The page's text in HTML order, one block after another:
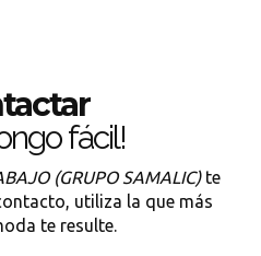
fácil!
(GRUPO SAMALIC)te
utiliza la que más
te resulte.